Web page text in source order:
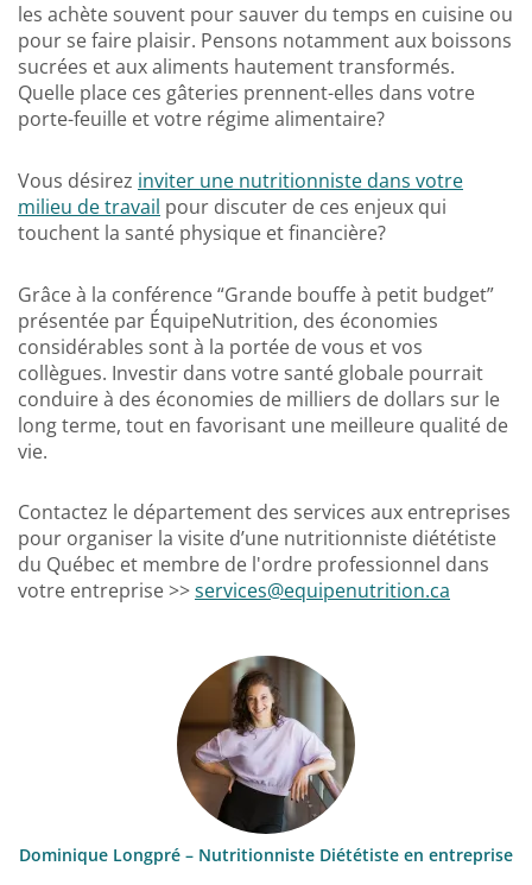
les achète souvent pour sauver du temps en cuisine ou
pour se faire plaisir. Pensons notamment aux boissons
sucrées et aux aliments hautement transformés.
Quelle place ces gâteries prennent-elles dans votre
porte-feuille et votre régime alimentaire?
Vous désirez inviter une nutritionniste dans votre
milieu de travail pour discuter de ces enjeux qui
touchent la santé physique et financière?
Grâce à la conférence “Grande bouffe à petit budget”
présentée par ÉquipeNutrition, des économies
considérables sont à la portée de vous et vos
collègues. Investir dans votre santé globale pourrait
conduire à des économies de milliers de dollars sur le
long terme, tout en favorisant une meilleure qualité de
vie.
Contactez le département des services aux entreprises
pour organiser la visite d’une nutritionniste diététiste
du Québec et membre de l'ordre professionnel dans
votre entreprise >>services@equipenutrition.ca
Dominique Longpré – Nutritionniste Diététiste en entreprise